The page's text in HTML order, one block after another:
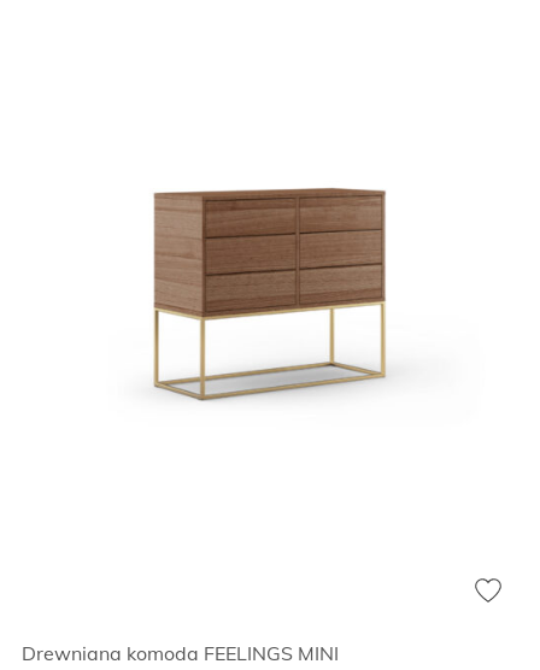
Drewniana komoda FEELINGS MINI